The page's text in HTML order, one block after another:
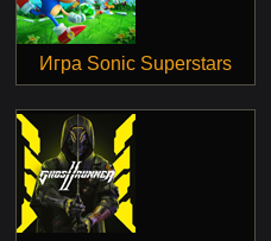
Игра Sonic Superstars